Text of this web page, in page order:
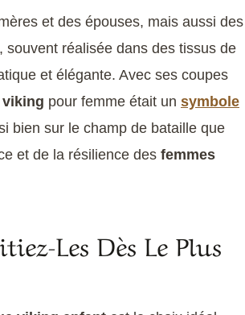
et des épouses, mais aussi des
, souvent réalisée dans des tissus de
et élégante. Avec ses coupes
pour femme était un symbole
bien sur le champ de bataille que
et de la résilience des femmes
Les Dès Le Plus